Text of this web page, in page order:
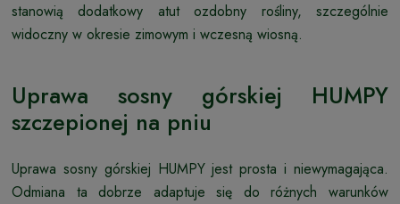
stanowią dodatkowy atut ozdobny rośliny, szczególnie
widoczny w okresie zimowym i wczesną wiosną.
Uprawa sosny górskiej HUMPY
szczepionej na pniu
Uprawa sosny górskiej HUMPY jest prosta i niewymagająca.
Odmiana ta dobrze adaptuje się do różnych warunków